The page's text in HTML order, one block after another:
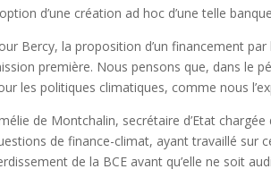
d’une création ad hoc d’une telle
Bercy, la proposition d’un financement
première. Nous pensons que, dans le
les politiques climatiques, comme nous
de Montchalin, secrétaire d’Etat
de finance-climat, ayant travaillé sur
de la BCE avant qu’elle ne soit